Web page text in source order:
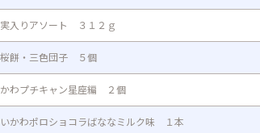
入りアソート ３１２ｇ
餅・三色団子 ５個
わプチキャン星座編 ２個
かわポロショコラばななミルク味 １本